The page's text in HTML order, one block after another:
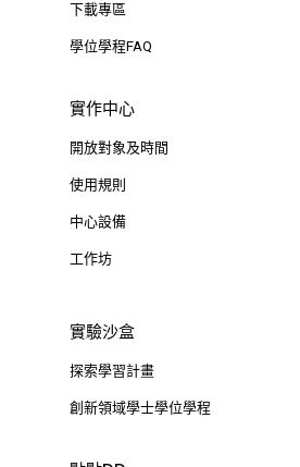
下載專區
學位學程FAQ
實作中心
開放對象及時間
使用規則
中心設備
工作坊
實驗沙盒
探索學習計畫
創新領域學士學位學程